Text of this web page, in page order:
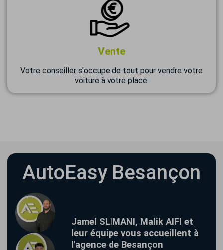
Vente
Votre conseiller s'occupe de tout pour vendre votre
voiture à votre place.
AutoEasy Besançon
Jamel SLIMANI, Malik AIFI et
leur équipe vous accueillent à
l'agence de Besançon